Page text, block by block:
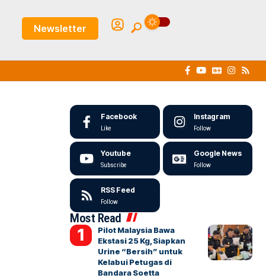
Newsletter
Facebook
Like
Instagram
Follow
Youtube
Subscribe
Google News
Follow
RSS Feed
Follow
Most Read
Pilot Malaysia Bawa
Ekstasi 25 Kg, Siapkan
Urine “Bersih” untuk
Kelabui Petugas di
Bandara Soetta